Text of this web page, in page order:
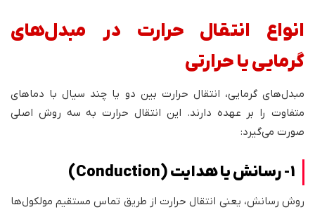
انواع انتقال حرارت در مبدل‌های
گرمایی یا حرارتی
مبدل‌های گرمایی، انتقال حرارت بین دو یا چند سیال با دماهای
متفاوت را بر عهده دارند. این انتقال حرارت به سه روش اصلی
صورت می‌گیرد:
1- رسانش یا هدایت (Conduction)
روش رسانش، یعنی انتقال حرارت از طریق تماس مستقیم مولکول‌ها